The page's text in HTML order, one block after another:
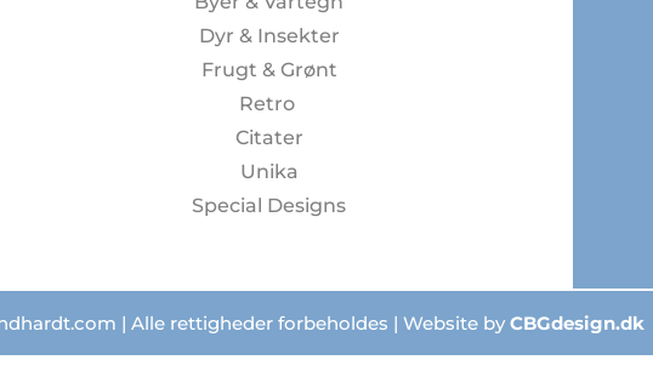
Dyr & Insekter
Frugt & Grønt
Retro
Citater
Unika
Special Designs
| Alle rettigheder forbeholdes | Website byCBGdesign.dk